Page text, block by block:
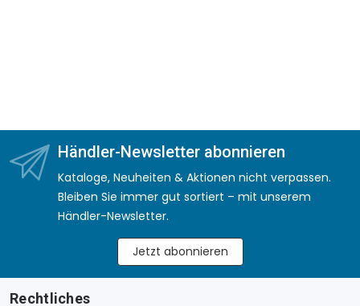
Händler-Newsletter abonnieren
Kataloge, Neuheiten & Aktionen nicht verpassen.
Bleiben Sie immer gut sortiert – mit unserem
Händler-Newsletter.
Jetzt abonnieren
Rechtliches